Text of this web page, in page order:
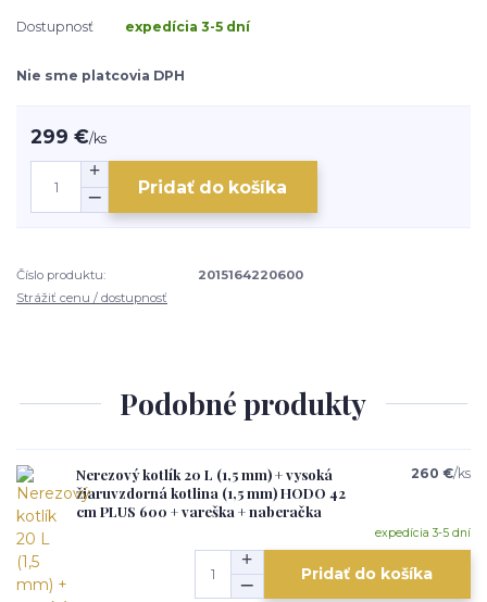
Dostupnosť expedícia 3-5 dní
Nie sme platcovia DPH
299 €/ks
Pridať do košíka
Číslo produktu:
2015164220600
Strážiť cenu / dostupnosť
Podobné produkty
Nerezový kotlík 20 L (1,5 mm) + vysoká
žiaruvzdorná kotlina (1,5 mm) HODO 42
cm PLUS 600 + vareška + naberačka
260 €/ks
expedícia 3-5 dní
Pridať do košíka